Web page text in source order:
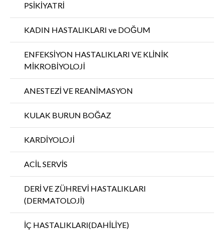
PSİKİYATRİ
KADIN HASTALIKLARI ve DOĞUM
ENFEKSİYON HASTALIKLARI VE KLİNİK
MİKROBİYOLOJİ
ANESTEZİ VE REANİMASYON
KULAK BURUN BOĞAZ
KARDİYOLOJİ
ACİL SERVİS
DERİ VE ZÜHREVİ HASTALIKLARI
(DERMATOLOJİ)
İÇ HASTALIKLARI(DAHİLİYE)